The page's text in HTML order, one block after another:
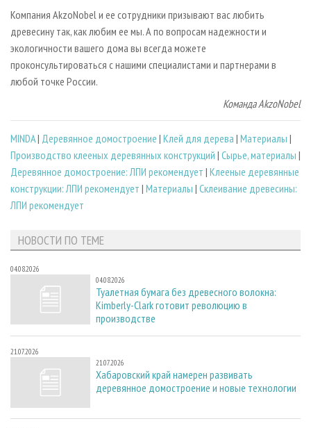
Компания AkzoNobel и ее сотрудники призывают вас любить
древесину так, как любим ее мы. А по вопросам надежности и
экологичности вашего дома вы всегда можете
проконсультироваться с нашими специалистами и партнерами в
любой точке России.
Команда AkzoNobel
MINDA| Деревянное домостроение | Клей для дерева | Материалы |
Производство клееных деревянных конструкций | Сырье, материалы |
Деревянное домостроение: ЛПИ рекомендует | Клееные деревянные
конструкции: ЛПИ рекомендует | Материалы | Склеивание древесины:
ЛПИ рекомендует
НОВОСТИ ПО ТЕМЕ
04.08.2026
04.08.2026
Туалетная бумага без древесного волокна:
Kimberly-Clark готовит революцию в
производстве
21.07.2026
21.07.2026
Хабаровский край намерен развивать
деревянное домостроение и новые технологии